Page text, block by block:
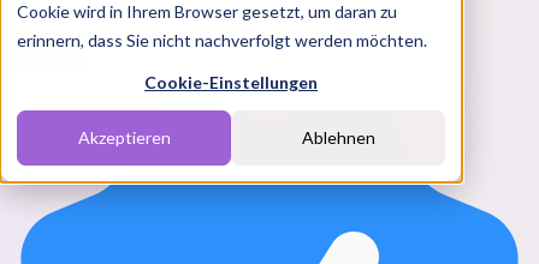
Cookie wird in Ihrem Browser gesetzt, um daran zu
erinnern, dass Sie nicht nachverfolgt werden möchten.
Cookie-Einstellungen
Akzeptieren Ablehnen